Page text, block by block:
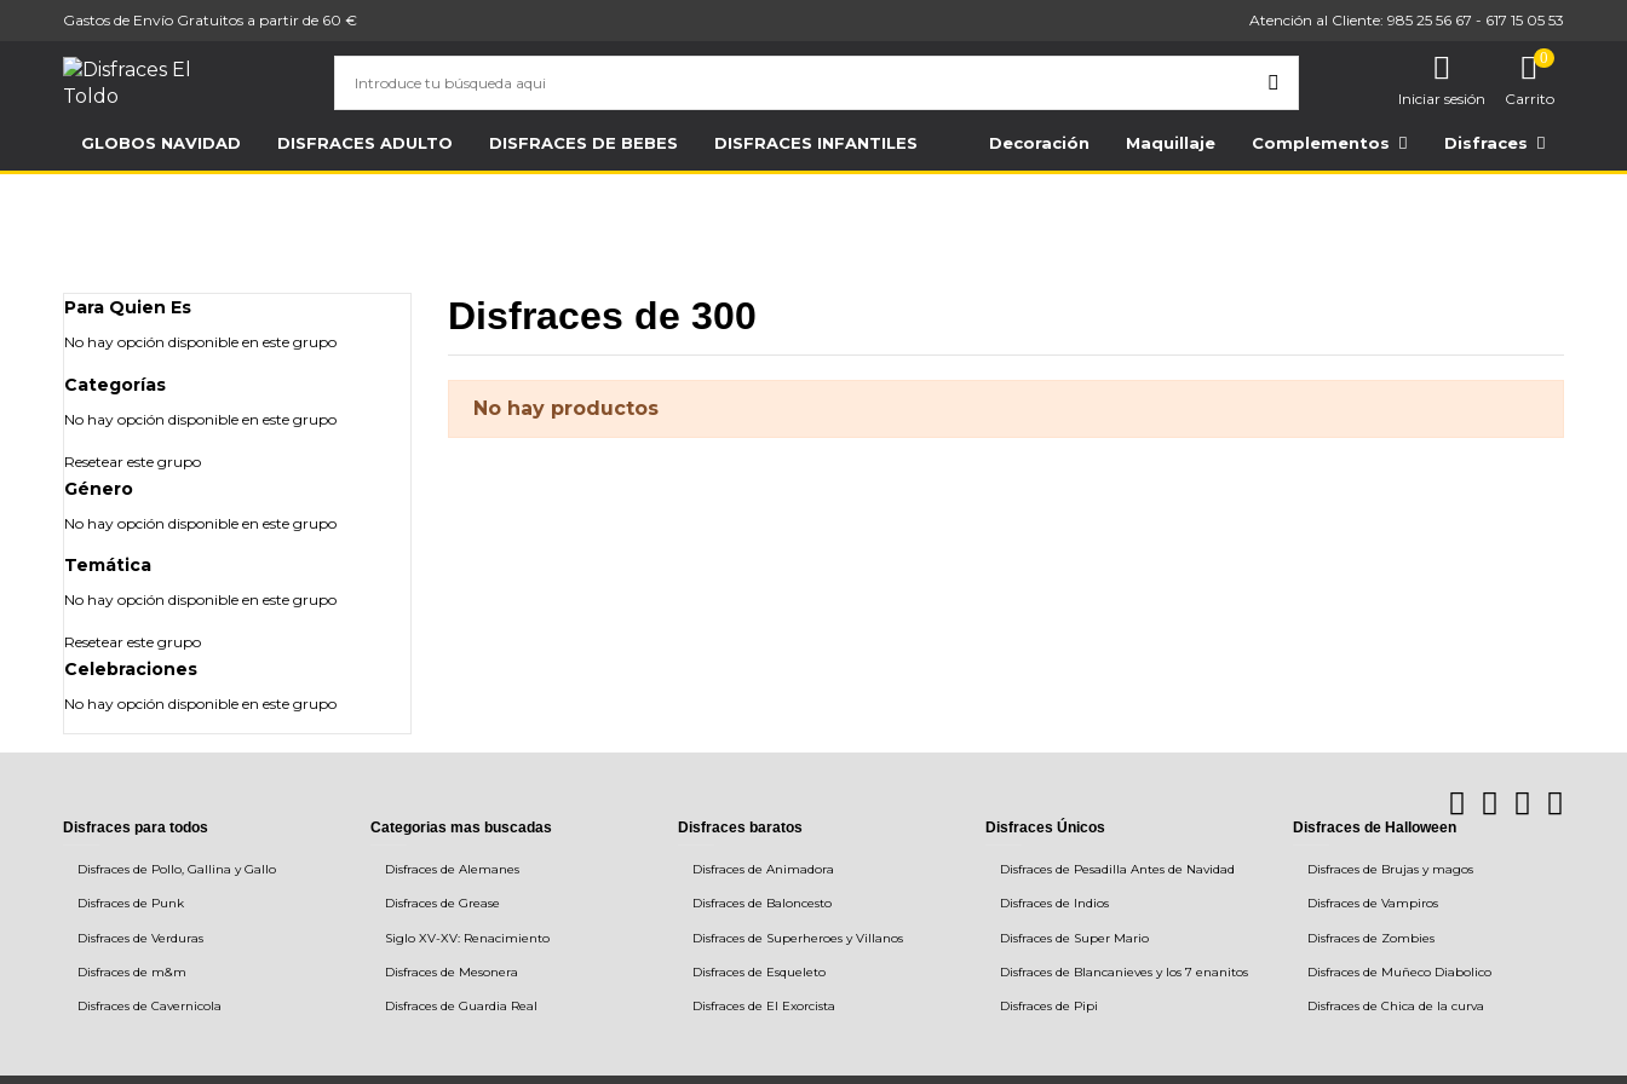
Gastos de Envío Gratuitos a partir de 60 € Atención al Cliente: 985 25 56 67 - 617 15 05 53
Iniciar sesión
0
Carrito
GLOBOS NAVIDAD Disfraces
Complementos
DISFRACES ADULTO DISFRACES DE BEBES DISFRACES INFANTILES Maquillaje
Decoración
Inicio Disfraces Disfraces de Peliculas y Series
Disfraces de 300
No hay productos
Para Quien Es
No hay opción disponible en este grupo
Categorías
No hay opción disponible en este grupo
Resetear este grupo
Género
No hay opción disponible en este grupo
Temática
No hay opción disponible en este grupo
Resetear este grupo
Celebraciones
No hay opción disponible en este grupo
Disfraces para todos
Disfraces de Pollo, Gallina y Gallo
Disfraces de Punk
Disfraces de Verduras
Disfraces de m&m
Disfraces de Cavernicola
Categorias mas buscadas
Disfraces de Alemanes
Disfraces de Grease
Siglo XV-XV: Renacimiento
Disfraces de Mesonera
Disfraces de Guardia Real
Disfraces baratos
Disfraces de Animadora
Disfraces de Baloncesto
Disfraces de Superheroes y Villanos
Disfraces de Esqueleto
Disfraces de El Exorcista
Disfraces Únicos
Disfraces de Pesadilla Antes de Navidad
Disfraces de Indios
Disfraces de Super Mario
Disfraces de Blancanieves y los 7 enanitos
Disfraces de Pipi
Disfraces de Halloween
Disfraces de Brujas y magos
Disfraces de Vampiros
Disfraces de Zombies
Disfraces de Muñeco Diabolico
Disfraces de Chica de la curva